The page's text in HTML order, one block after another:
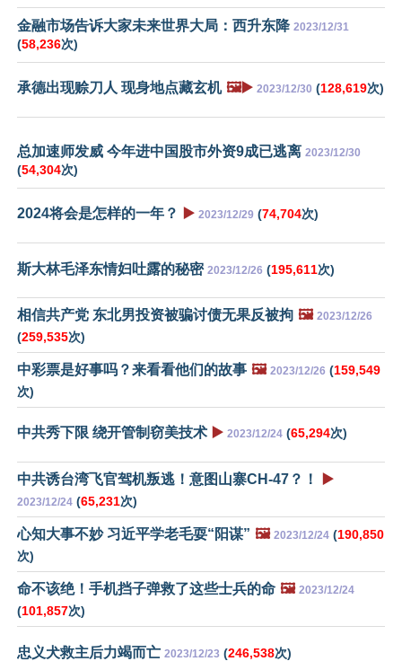
金融市场告诉大家未来世界大局：西升东降 2023/12/31
(58,236次)
承德出现赊刀人 现身地点藏玄机 🖼️▶️ 2023/12/30 (128,619次)
总加速师发威 今年进中国股市外资9成已逃离 2023/12/30
(54,304次)
2024将会是怎样的一年？ ▶️ 2023/12/29 (74,704次)
斯大林毛泽东情妇吐露的秘密 2023/12/26 (195,611次)
相信共产党 东北男投资被骗讨债无果反被拘 🖼️ 2023/12/26
(259,535次)
中彩票是好事吗？来看看他们的故事 🖼️ 2023/12/26 (159,549
次)
中共秀下限 绕开管制窃美技术 ▶️ 2023/12/24 (65,294次)
中共诱台湾飞官驾机叛逃！意图山寨CH-47？！ ▶️
2023/12/24 (65,231次)
心知大事不妙 习近平学老毛耍“阳谋” 🖼️ 2023/12/24 (190,850
次)
命不该绝！手机挡子弹救了这些士兵的命 🖼️ 2023/12/24
(101,857次)
忠义犬救主后力竭而亡 2023/12/23 (246,538次)